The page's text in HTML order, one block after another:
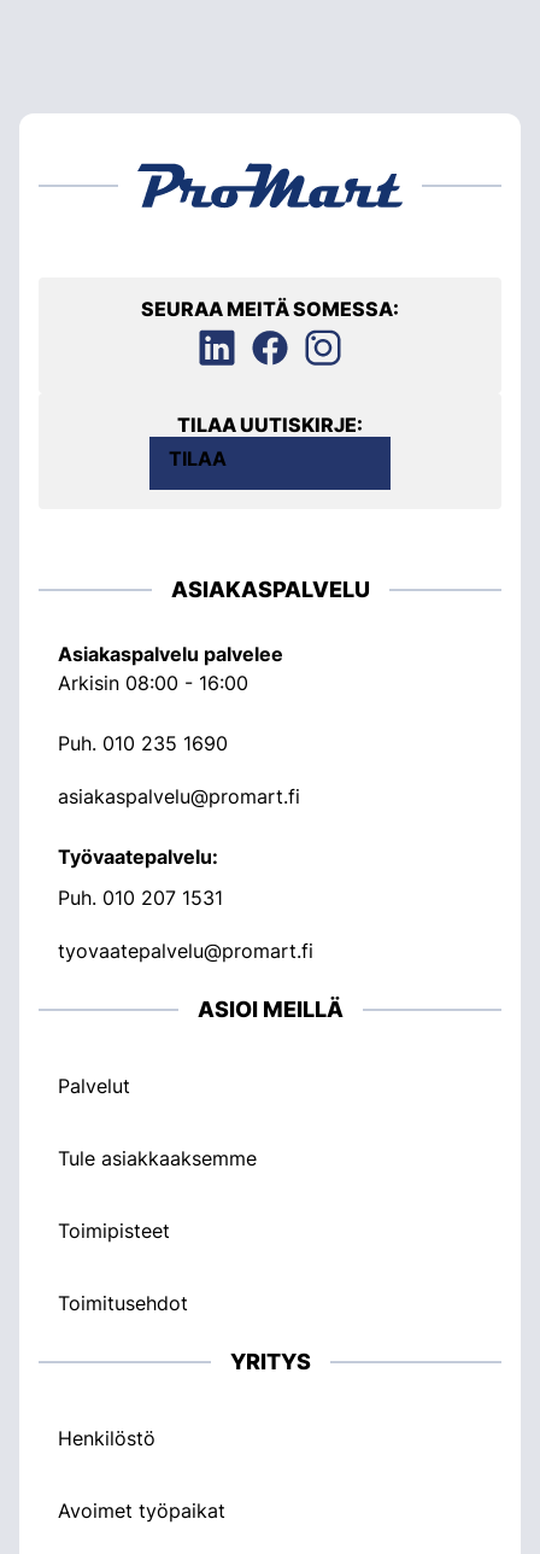
SEURAA MEITÄ SOMESSA:
TILAA UUTISKIRJE:
TILAA
ASIAKASPALVELU
Asiakaspalvelu palvelee
Arkisin 08:00 - 16:00
Puh. 010 235 1690
asiakaspalvelu@promart.fi
Työvaatepalvelu:
Puh. 010 207 1531
tyovaatepalvelu@promart.fi
ASIOI MEILLÄ
Palvelut
Tule asiakkaaksemme
Toimipisteet
Toimitusehdot
YRITYS
Henkilöstö
Avoimet työpaikat